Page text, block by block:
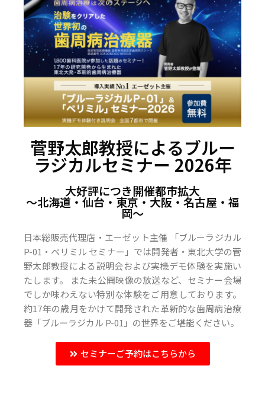
菅野太郎教授によるブルー
ラジカルセミナー 2026年
大好評につき開催都市拡大
〜北海道・仙台・東京・大阪・名古屋・福
岡〜
日本総販売代理店・エーゼット主催 「ブルーラジカル
P-01・ペリミル セミナー」では開発者・東北大学の菅
野太郎教授による説明会および実機デモ体験を実施い
たします。 また未公開映像の放送など、セミナー会場
でしか味わえない特別な体験をご用意しております。
約17年の歳月をかけて開発された革新的な歯周病治療
器「ブルーラジカル P-01」の世界をご堪能ください。
セミナーご予約はこちらから